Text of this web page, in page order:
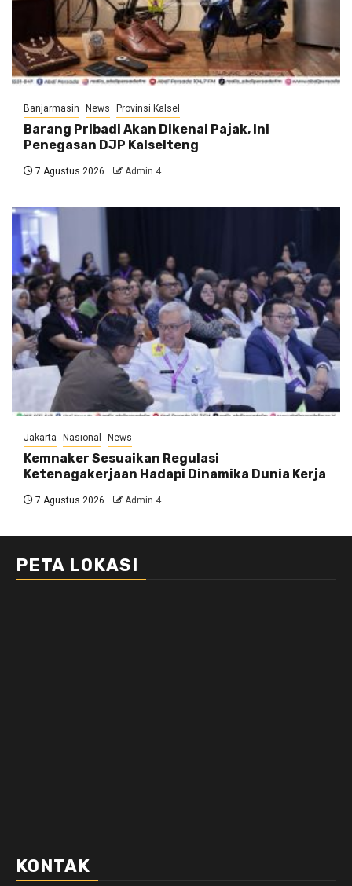
Banjarmasin News Provinsi Kalsel
Barang Pribadi Akan Dikenai Pajak, Ini
Penegasan DJP Kalselteng
7 Agustus 2026 Admin 4
Jakarta Nasional News
Kemnaker Sesuaikan Regulasi
Ketenagakerjaan Hadapi Dinamika Dunia Kerja
7 Agustus 2026 Admin 4
PETA LOKASI
KONTAK